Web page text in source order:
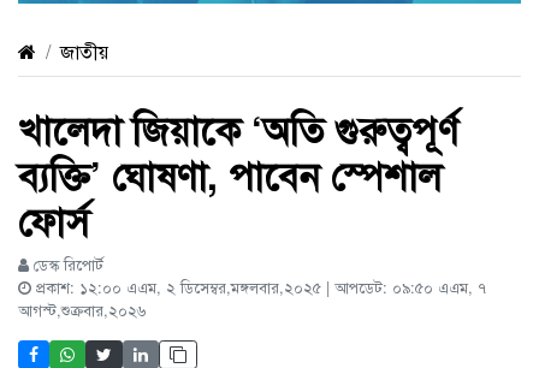
জাতীয়
খালেদা জিয়াকে ‘অতি গুরুত্বপূর্ণ
ব্যক্তি’ ঘোষণা, পাবেন স্পেশাল
ফোর্স
ডেস্ক রিপোর্ট
প্রকাশ: ১২:০০ এএম, ২ ডিসেম্বর,মঙ্গলবার,২০২৫ | আপডেট: ০৯:৫০ এএম, ৭
আগস্ট,শুক্রবার,২০২৬